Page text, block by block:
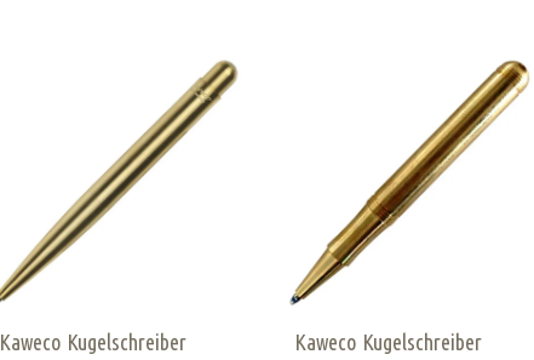
Kaweco Kugelschreiber
Kaweco Kugelschreiber